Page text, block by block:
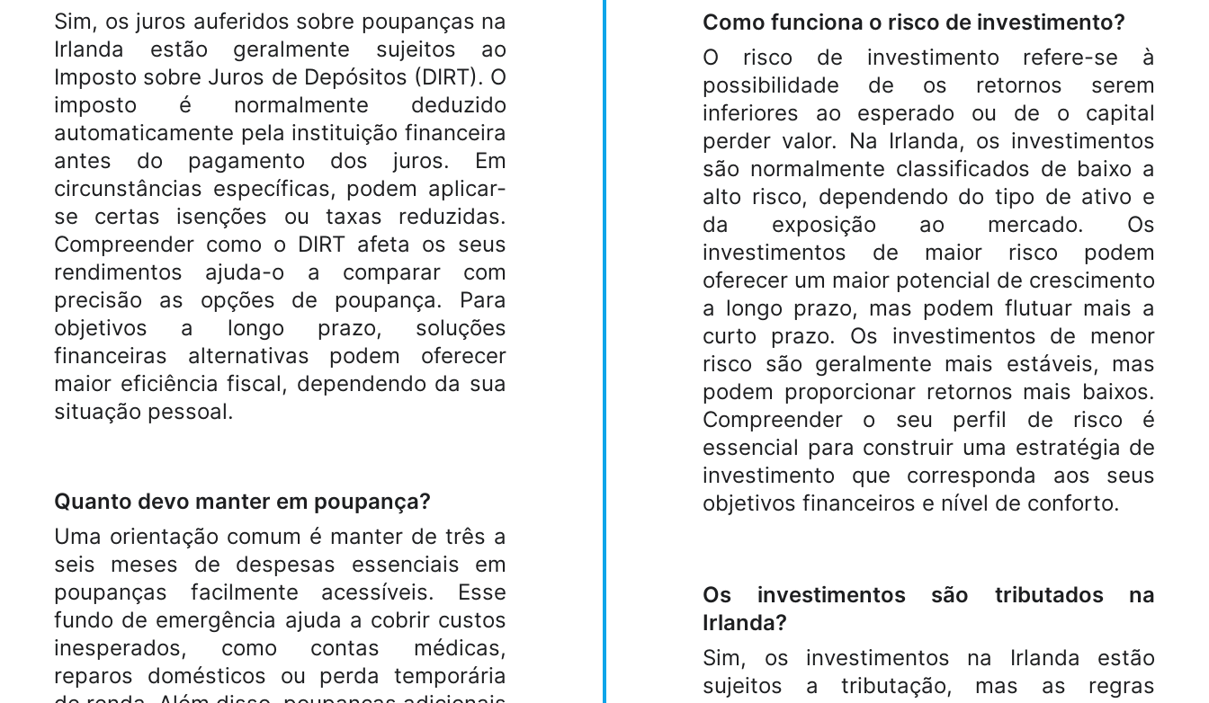
Quanto devo manter em poupança?
Uma orientação comum é manter de três a
seis meses de despesas essenciais em
poupanças facilmente acessíveis. Esse
fundo de emergência ajuda a cobrir custos
inesperados, como contas médicas,
reparos domésticos ou perda temporária
Sim, os juros auferidos sobre poupanças na
Irlanda estão geralmente sujeitos ao
Imposto sobre Juros de Depósitos (DIRT). O
imposto é normalmente deduzido
automaticamente pela instituição financeira
antes do pagamento dos juros. Em
circunstâncias específicas, podem aplicar-
se certas isenções ou taxas reduzidas.
Compreender como o DIRT afeta os seus
rendimentos ajuda-o a comparar com
precisão as opções de poupança. Para
objetivos a longo prazo, soluções
financeiras alternativas podem oferecer
maior eficiência fiscal, dependendo da sua
situação pessoal.
Os investimentos são tributados na
Irlanda?
Sim, os investimentos na Irlanda estão
sujeitos a tributação, mas as regras
Como funciona o risco de investimento?
O risco de investimento refere-se à
possibilidade de os retornos serem
inferiores ao esperado ou de o capital
perder valor. Na Irlanda, os investimentos
são normalmente classificados de baixo a
alto risco, dependendo do tipo de ativo e
da exposição ao mercado. Os
investimentos de maior risco podem
oferecer um maior potencial de crescimento
a longo prazo, mas podem flutuar mais a
curto prazo. Os investimentos de menor
risco são geralmente mais estáveis, mas
podem proporcionar retornos mais baixos.
Compreender o seu perfil de risco é
essencial para construir uma estratégia de
investimento que corresponda aos seus
objetivos financeiros e nível de conforto.